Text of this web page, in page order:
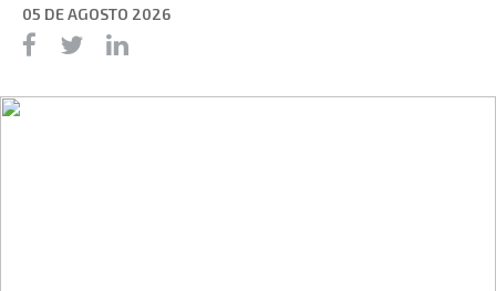
05 DE AGOSTO 2026